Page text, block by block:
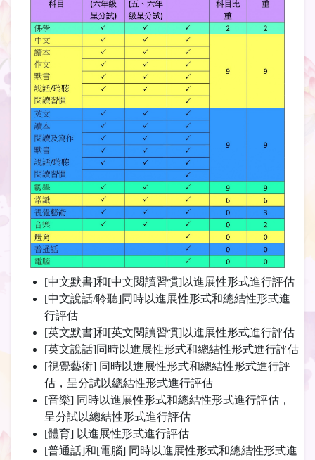
[中文默書]和[中文閱讀習慣]以進展性形式進行評估
[中文說話/聆聽]同時以進展性形式和總結性形式進
行評估
[英文默書]和[英文閱讀習慣]以進展性形式進行評估
[英文說話]同時以進展性形式和總結性形式進行評估
[視覺藝術] 同時以進展性形式和總結性形式進行評
估，呈分試以總結性形式進行評估
[音樂] 同時以進展性形式和總結性形式進行評估，
呈分試以總結性形式進行評估
[體育] 以進展性形式進行評估
[普通話]和[電腦] 同時以進展性形式和總結性形式進